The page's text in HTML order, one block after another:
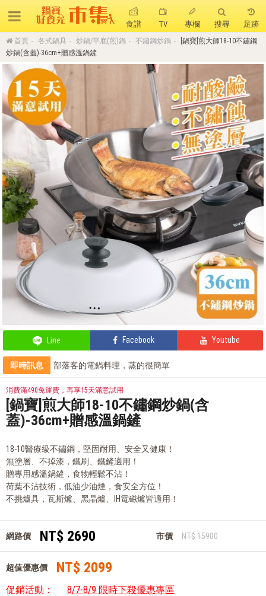
食譜 TV 專欄 搜尋 足跡
首頁 各式鍋具 炒鍋/平底(煎)鍋 不鏽鋼炒鍋
[鍋寶]煎大師18-10不鏽鋼
炒鍋(含蓋)-36cm+贈感溫鍋鏟
Line Facebook Youtube
即時訊息
部落客的電鍋料理，蒸的很簡單
輕鬆上手，部落客教你自製氣泡飲
全站單筆消費滿額現享88折⚡
消費滿490免運費，再享15天滿意試用
[鍋寶]煎大師18-10不鏽鋼炒鍋(含
蓋)-36cm+贈感溫鍋鏟
18-10醫療級不鏽鋼，堅固耐用、安全又健康！
無塗層、不掉漆，鐵刷、鐵鏟適用！
贈專用感溫鍋鏟，食物輕鬆不沾！
荷葉不沾技術，低油少油煙，食安全方位！
不挑爐具，瓦斯爐、黑晶爐、IH電磁爐皆適用！
網路價 NT$ 2690 市價 NT$ 15900
超值優惠價 NT$ 2099
促銷活動： 8/7-8/9 限時下殺優惠專區
熱門搜尋
聚油不沾鍋 全球通吹風機 陶瓷不沾電鍋
珍珠粗吸管杯 可微波保鮮盒 大理石不沾鍋
分隔便當盒 金鑽不沾鍋 氣炸烤箱